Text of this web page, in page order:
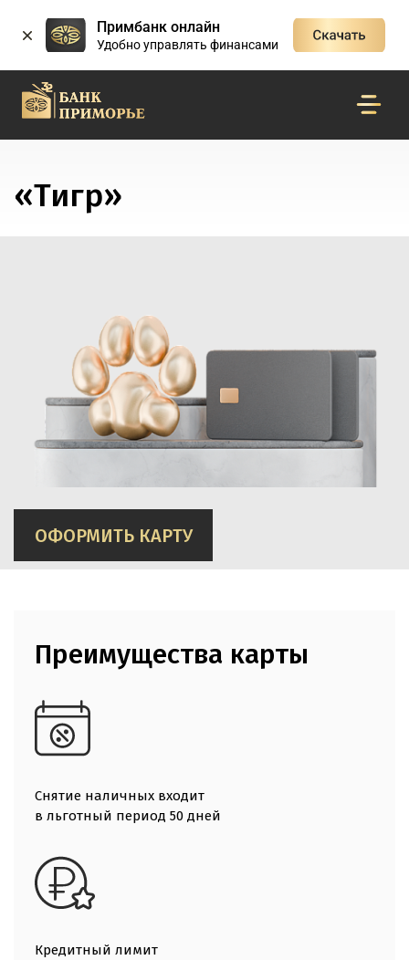
Примбанк онлайн
Удобно управлять финансами
«Тигр»
ОФОРМИТЬ КАРТУ
Преимущества карты
Снятие наличных входит
в льготный период 50 дней
Кредитный лимит